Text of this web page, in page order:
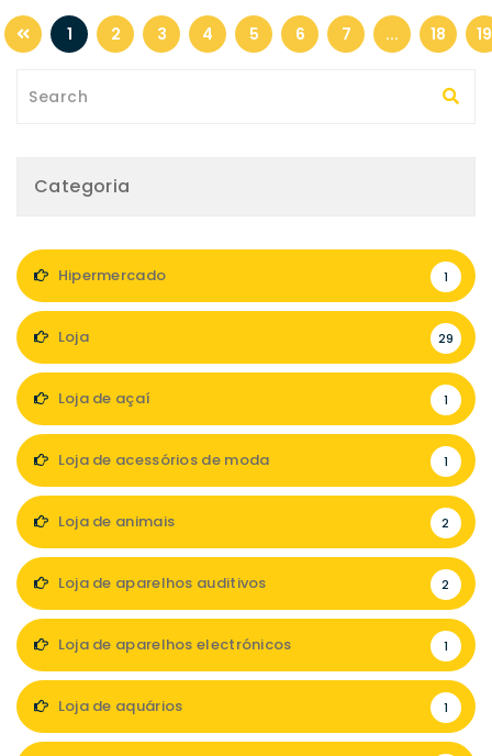
1 2 3 4 5 6 7 ... 18 19
Categoria
Hipermercado 1
Loja 29
Loja de açaí 1
Loja de acessórios de moda 1
Loja de animais 2
Loja de aparelhos auditivos 2
Loja de aparelhos electrónicos 1
Loja de aquários 1